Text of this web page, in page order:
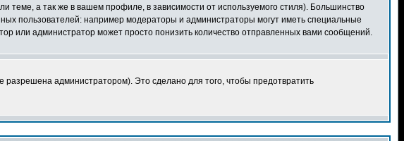
а так же в вашем профиле, в зависимости от используемого стиля). Большинство
пользователей: например модераторы и администраторы могут иметь специальные
или администратор может просто понизить количество отправленных вами сообщений.
администратором). Это сделано для того, чтобы предотвратить